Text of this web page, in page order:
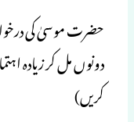
حضرت موسیٰ کی
کریں)